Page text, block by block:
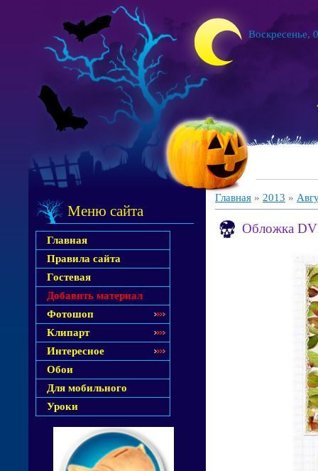
Воскресенье,
Меню сайта
Главная
Правила сайта
Гостевая
Добавить материал
Фотошоп
Клипарт
Интересное
Обои
Для мобильного
Уроки
Главная » 2013 »
Обложка